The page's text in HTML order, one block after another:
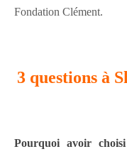
Fondation Clément.
3 questions à
Pourquoi avoir